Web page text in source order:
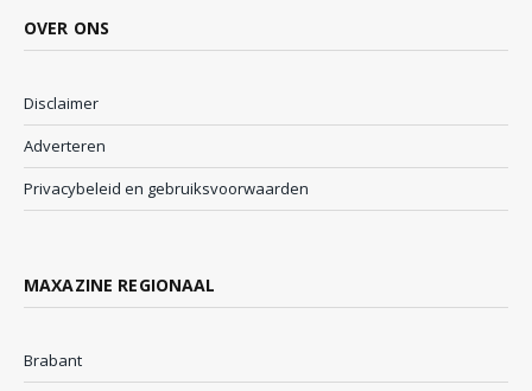
OVER ONS
Disclaimer
Adverteren
Privacybeleid en gebruiksvoorwaarden
MAXAZINE REGIONAAL
Brabant